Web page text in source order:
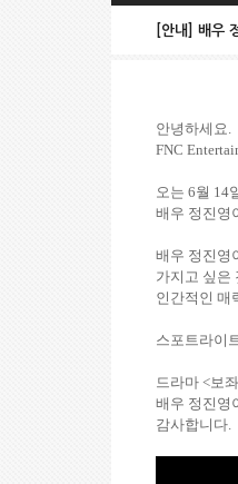
[안내] 배우
안녕하세요.
FNC
오는 6월 14
배우 정진영
배우 정진영
가지고 싶은
인간적인 매
스포트라이
드라마 <보
배우 정진영
감사합니다.